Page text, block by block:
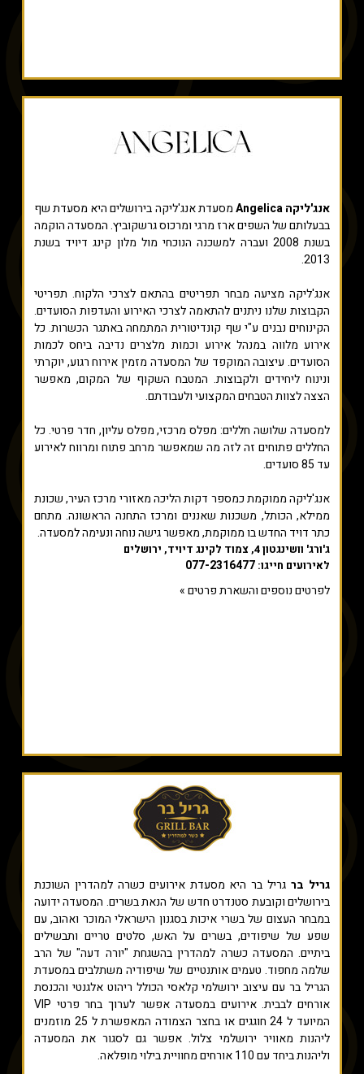
אנג'ליקה Angelica
מסעדת אנג'ליקה בירושלים היא מסעדת שף
בבעלותם של השפים ארז מרגי ומרכוס גרשקוביץ. המסעדה הוקמה
בשנת 2008 ועברה למשכנה הנוכחי מול מלון קינג דיויד בשנת
2013.
אנג'ליקה מציעה מבחר תפריטים בהתאם לצרכי הלקוח. תפריטי
הקבוצות שלנו ניתנים להתאמה לצרכי האירוע והעדפות הסועדים.
הקינוחים נבנים ע"י שף קונדיטורית המתמחה באתגר הכשרות. כל
אירוע מלווה במנהל אירוע וכמות מלצרים נדיבה ביחס לכמות
הסועדים. עיצובה המוקפד של המסעדה מזמין אירוח רגוע, יוקרתי
ונינוח ליחידים ולקבוצות. המטבח השקוף של המקום, מאפשר
הצצה לצוות הטבחים המקצועי ולעבודתם.
למסעדה שלושה חללים: מפלס מרכזי, מפלס עליון, חדר פרטי. כל
החללים פתוחים זה לזה מה שמאפשר מרחב פתוח ומרווח לאירוע
עד 85 סועדים.
אנג'ליקה ממוקמת כמספר דקות הליכה מאזורי מרכז העיר, שכונת
ממילא, הכותל, משכנות שאננים ומרכז התחנה הראשונה. מתחם
כתר דויד החדש בו ממוקמת, מאפשר גישה נוחה ונעימה למסעדה.
ג'ורג' וושינגטון 4, צמוד לקינג דיויד, ירושלים
לאירועים חייגו: 077-2316477
לפרטים נוספים והשארת פרטים »
גריל ברגריל בר היא מסעדת אירועים כשרה למהדרין השוכנת
בירושלים וקובעת סטנדרט חדש של הנאת בשרים. המסעדה ידועה
במבחר העצום של בשרי איכות בסגנון הישראלי המוכר ואהוב, עם
שפע של שיפודים, בשרים על האש, סלטים טריים ותבשילים
ביתיים. המסעדה כשרה למהדרין בהשגחת "יורה דעה" של הרב
שלמה מחפוד. טעמים אותנטיים של שיפודיה משתלבים במסעדת
הגריל בר עם עיצוב ירושלמי קלאסי הכולל ריהוט אלגנטי והכנסת
אורחים לבבית. אירועים במסעדה אפשר לערוך בחר פרטי VIP
המיועד ל 24 חוגגים או בחצר הצמודה המאפשרת ל 25 מוזמנים
ליהנות מאוויר ירושלמי צלול. אפשר גם לסגור את המסעדה
וליהנות ביחד עם 110 אורחים מחוויית בילוי מופלאה.